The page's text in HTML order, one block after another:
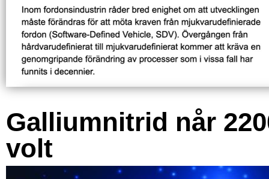
Galliumnitrid når
volt